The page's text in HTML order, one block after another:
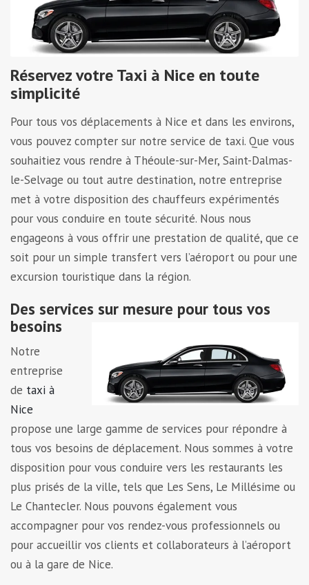
Réservez votre Taxi à Nice en toute
simplicité
Pour tous vos déplacements à Nice et dans les environs,
vous pouvez compter sur notre service de taxi. Que vous
souhaitiez vous rendre à Théoule-sur-Mer, Saint-Dalmas-
le-Selvage ou tout autre destination, notre entreprise
met à votre disposition des chauffeurs expérimentés
pour vous conduire en toute sécurité. Nous nous
engageons à vous offrir une prestation de qualité, que ce
soit pour un simple transfert vers l’aéroport ou pour une
excursion touristique dans la région.
Des services sur mesure pour tous vos
besoins
Notre
entreprise
de taxi à
Nice
propose une large gamme de services pour répondre à
tous vos besoins de déplacement. Nous sommes à votre
disposition pour vous conduire vers les restaurants les
plus prisés de la ville, tels que Les Sens, Le Millésime ou
Le Chantecler. Nous pouvons également vous
accompagner pour vos rendez-vous professionnels ou
pour accueillir vos clients et collaborateurs à l’aéroport
ou à la gare de Nice.